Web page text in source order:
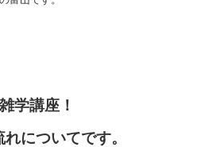
学講座！
についてです。